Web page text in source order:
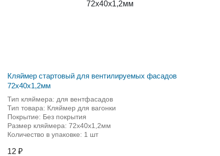
Кляймер стартовый для вентилируемых фасадов
72х40х1,2мм
Тип кляймера: для вентфасадов
Тип товара: Кляймер для вагонки
Покрытие: Без покрытия
Размер кляймера: 72х40х1,2мм
Количество в упаковке: 1 шт
12 ₽